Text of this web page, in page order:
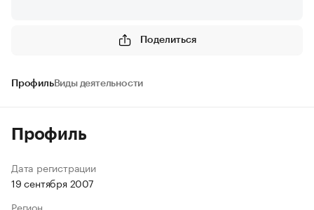
Поделиться
ПрофильВиды деятельности
Профиль
Дата регистрации
19 сентября 2007
Регион